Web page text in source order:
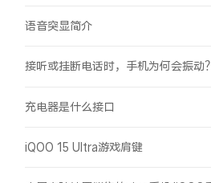
语音突显简介
接听或挂断电话时，手机为何会振动？
充电器是什么接口
iQOO 15 Ultra游戏肩键